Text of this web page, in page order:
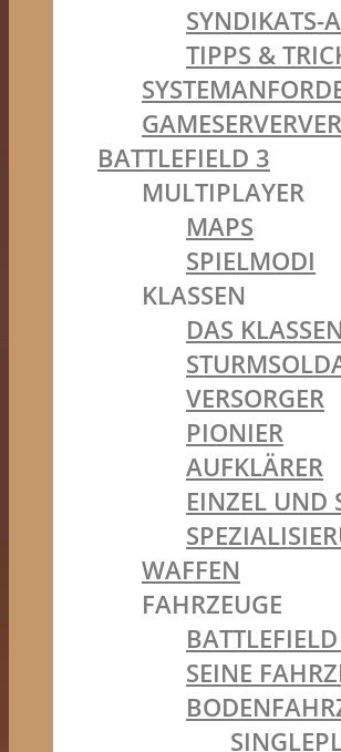
SYNDIKATS-
TIPPS &
BATTLEFIELD 3
MULTIPLAYER
MAPS
SPIELMODI
KLASSEN
DAS
VERSORGER
PIONIER
AUFKLÄRER
EINZEL UND
WAFFEN
FAHRZEUGE
SEINE